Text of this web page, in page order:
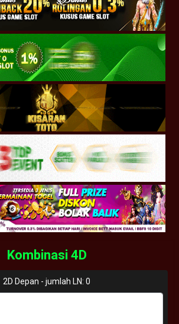
Kombinasi 4D
2D Depan - jumlah LN: 0